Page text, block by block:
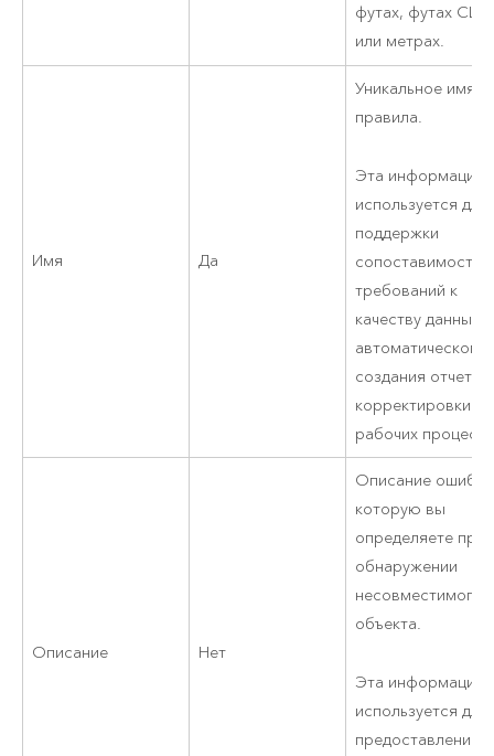
футах, футах
или метрах.
Имя Да
Уникальное имя
правила.
Эта информация
используется для
поддержки
сопоставимости
требований к
качеству данных,
автоматического
создания
корректировки
рабочих
Описание Нет
Описание
которую вы
определяете при
обнаружении
несовместимого
объекта.
Эта информация
используется для
предоставления